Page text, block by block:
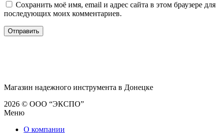
Сохранить моё имя, email и адрес сайта в этом браузере для
последующих моих комментариев.
Магазин надежного инструмента в Донецке
2026 © ООО “ЭКСПО”
Меню
О компании